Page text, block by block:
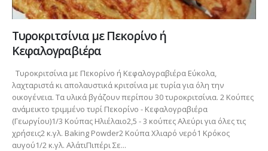
Τυροκριτσίνια με Πεκορίνο ή
Κεφαλογραβιέρα
Τυροκριτσίνια με Πεκορίνο ή Κεφαλογραβιέρα Εύκολα,
λαχταριστά κι απολαυστικά κριτσίνια με τυρία για όλη την
οικογένεια. Τα υλικά βγάζουν περίπου 30 τυροκριτσίνια. 2 Κούπες
ανάμεικτο τριμμένο τυρί Πεκορίνο - Κεφαλογραβιέρα
(Γεωργίου)1/3 Κούπας Ηλιέλαιο2,5 - 3 κούπες Αλεύρι για όλες τις
χρήσεις2 κ.γλ. Baking Powder2 Κούπα Χλιαρό νερό1 Κρόκος
αυγού1/2 κ.γλ. ΑλάτιΠιπέρι Σε...